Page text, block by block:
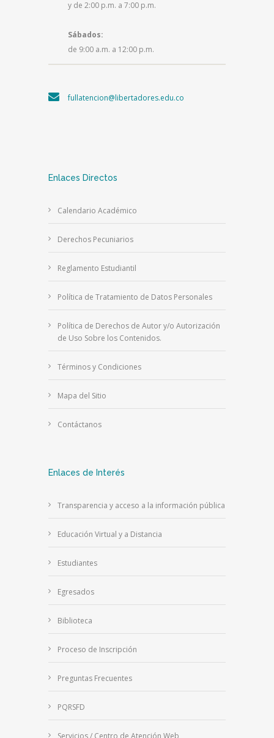
y de 2:00 p.m. a 7:00 p.m.
Sábados:
de 9:00 a.m. a 12:00 p.m.
fullatencion@libertadores.edu.co
Enlaces Directos
Calendario Académico
Derechos Pecuniarios
Reglamento Estudiantil
Política de Tratamiento de Datos Personales
Política de Derechos de Autor y/o Autorización
de Uso Sobre los Contenidos.
Términos y Condiciones
Mapa del Sitio
Contáctanos
Enlaces de Interés
Transparencia y acceso a la información pública
Educación Virtual y a Distancia
Estudiantes
Egresados
Biblioteca
Proceso de Inscripción
Preguntas Frecuentes
PQRSFD